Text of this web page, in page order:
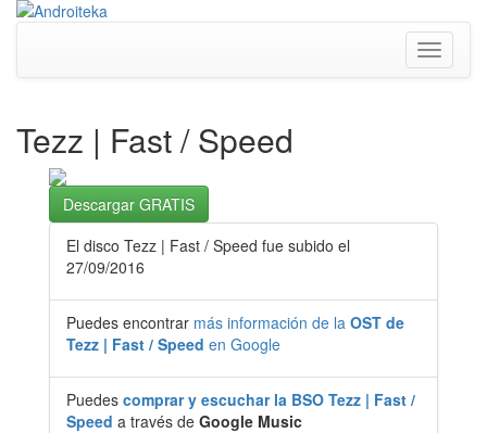
Toggle
Tezz | Fast / Speed
Descargar GRATIS
El disco Tezz | Fast / Speed fue subido el
27/09/2016
Puedes encontrar más información de la OST de
Tezz | Fast / Speed en Google
Puedes comprar y escuchar la BSO Tezz | Fast /
Speed a través de Google Music